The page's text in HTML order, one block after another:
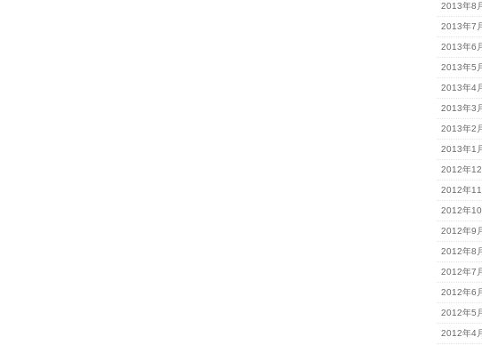
2013年8
2013年7
2013年6
2013年5
2013年4
2013年3
2013年2
2013年1
2012年12
2012年11
2012年10
2012年9
2012年8
2012年7
2012年6
2012年5
2012年4